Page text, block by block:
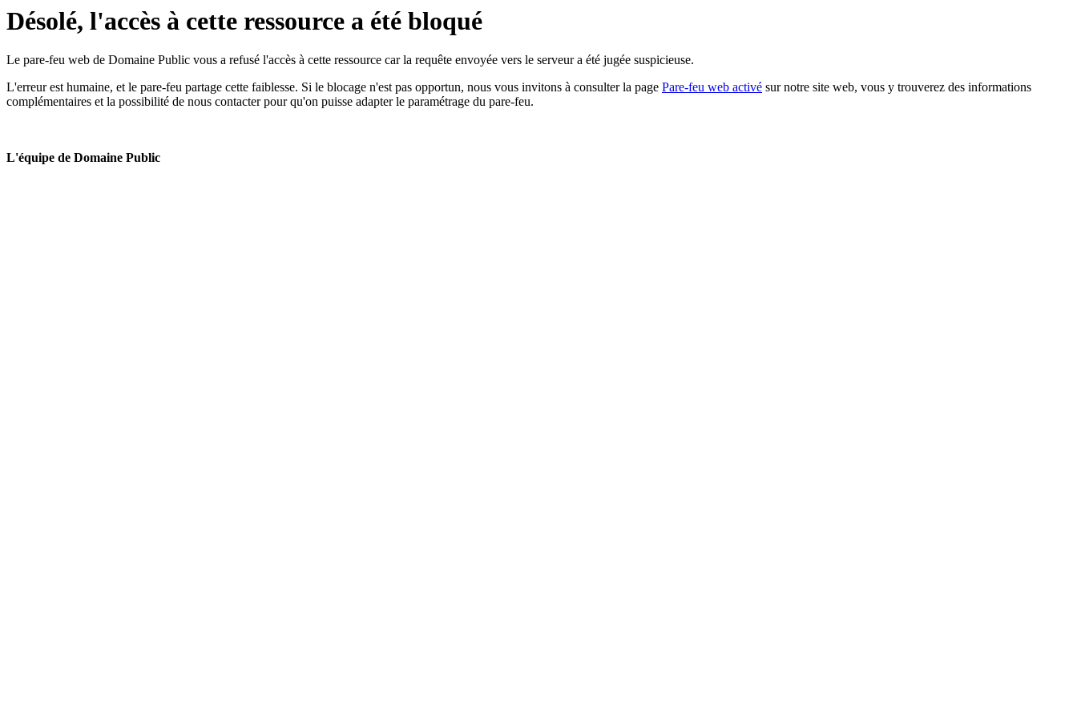
Désolé, l'accès à cette ressource a été bloqué
Le pare-feu web de Domaine Public vous a refusé l'accès à cette ressource car la requête envoyée vers le serveur a été jugée suspicieuse.
L'erreur est humaine, et le pare-feu partage cette faiblesse. Si le blocage n'est pas opportun, nous vous invitons à consulter la page Pare-feu web activé sur notre site web, vous y trouverez des informations
complémentaires et la possibilité de nous contacter pour qu'on puisse adapter le paramétrage du pare-feu.
L'équipe de Domaine Public